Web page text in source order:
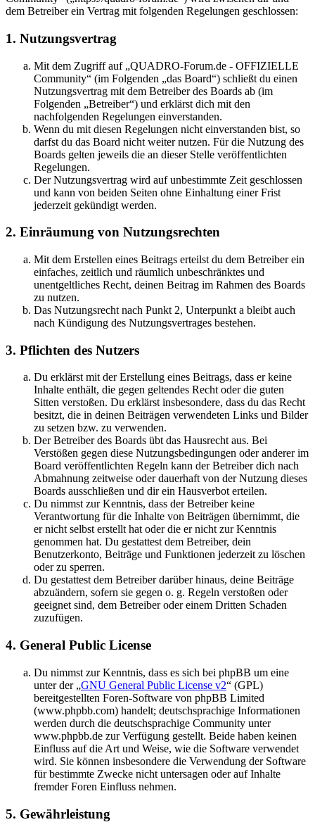
dem Betreiber ein Vertrag mit folgenden Regelungen geschlossen:
1. Nutzungsvertrag
Mit dem Zugriff auf „QUADRO-Forum.de - OFFIZIELLE
Community“ (im Folgenden „das Board“) schließt du einen
Nutzungsvertrag mit dem Betreiber des Boards ab (im
Folgenden „Betreiber“) und erklärst dich mit den
nachfolgenden Regelungen einverstanden.
Wenn du mit diesen Regelungen nicht einverstanden bist, so
darfst du das Board nicht weiter nutzen. Für die Nutzung des
Boards gelten jeweils die an dieser Stelle veröffentlichten
Regelungen.
Der Nutzungsvertrag wird auf unbestimmte Zeit geschlossen
und kann von beiden Seiten ohne Einhaltung einer Frist
jederzeit gekündigt werden.
2. Einräumung von Nutzungsrechten
Mit dem Erstellen eines Beitrags erteilst du dem Betreiber ein
einfaches, zeitlich und räumlich unbeschränktes und
unentgeltliches Recht, deinen Beitrag im Rahmen des Boards
zu nutzen.
Das Nutzungsrecht nach Punkt 2, Unterpunkt a bleibt auch
nach Kündigung des Nutzungsvertrages bestehen.
3. Pflichten des Nutzers
Du erklärst mit der Erstellung eines Beitrags, dass er keine
Inhalte enthält, die gegen geltendes Recht oder die guten
Sitten verstoßen. Du erklärst insbesondere, dass du das Recht
besitzt, die in deinen Beiträgen verwendeten Links und Bilder
zu setzen bzw. zu verwenden.
Der Betreiber des Boards übt das Hausrecht aus. Bei
Verstößen gegen diese Nutzungsbedingungen oder anderer im
Board veröffentlichten Regeln kann der Betreiber dich nach
Abmahnung zeitweise oder dauerhaft von der Nutzung dieses
Boards ausschließen und dir ein Hausverbot erteilen.
Du nimmst zur Kenntnis, dass der Betreiber keine
Verantwortung für die Inhalte von Beiträgen übernimmt, die
er nicht selbst erstellt hat oder die er nicht zur Kenntnis
genommen hat. Du gestattest dem Betreiber, dein
Benutzerkonto, Beiträge und Funktionen jederzeit zu löschen
oder zu sperren.
Du gestattest dem Betreiber darüber hinaus, deine Beiträge
abzuändern, sofern sie gegen o. g. Regeln verstoßen oder
geeignet sind, dem Betreiber oder einem Dritten Schaden
zuzufügen.
4. General Public License
Du nimmst zur Kenntnis, dass es sich bei phpBB um eine
unter der „GNU General Public License v2“ (GPL)
bereitgestellten Foren-Software von phpBB Limited
(www.phpbb.com) handelt; deutschsprachige Informationen
werden durch die deutschsprachige Community unter
www.phpbb.de zur Verfügung gestellt. Beide haben keinen
Einfluss auf die Art und Weise, wie die Software verwendet
wird. Sie können insbesondere die Verwendung der Software
für bestimmte Zwecke nicht untersagen oder auf Inhalte
fremder Foren Einfluss nehmen.
5. Gewährleistung